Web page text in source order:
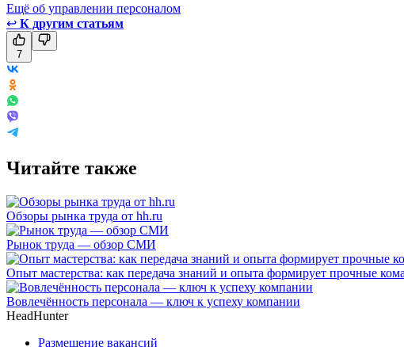
Ещё об управлении персоналом
↩ К другим статьям
7
Читайте также
Обзоры рынка труда от hh.ru
Рынок труда — обзор СМИ
Опыт мастерства: как передача знаний и опыта формирует прочные
Вовлечённость персонала — ключ к успеху компании
HeadHunter
Размещение вакансий